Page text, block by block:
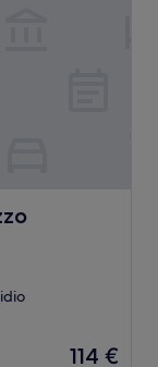
Le
114 €